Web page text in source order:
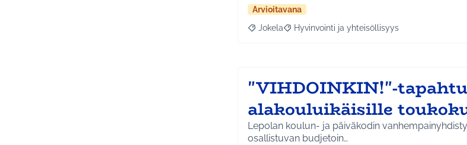
Arvioitavana
Rajaa tulokset aihepiirin mukaan: Jokela
Jokela Rajaa tulokset teeman mukaan: Hyvinvointi ja
Hyvinvointi ja yhteisöllisyys
"VIHDOINKIN!"-
alakouluikäisille
Lepolan koulun- ja päiväkodin
osallistuvan budjetoin…